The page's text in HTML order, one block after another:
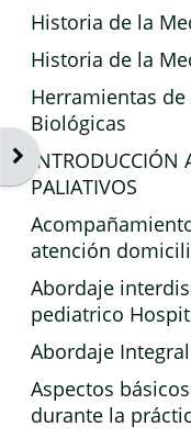
Abrir cajón de bloques
Historia de la
Historia de la
Herramientas de
Biológicas
INTRODUCCIÓN
PALIATIVOS
atención
Abordaje
pediatrico
Abordaje
Aspectos
durante la